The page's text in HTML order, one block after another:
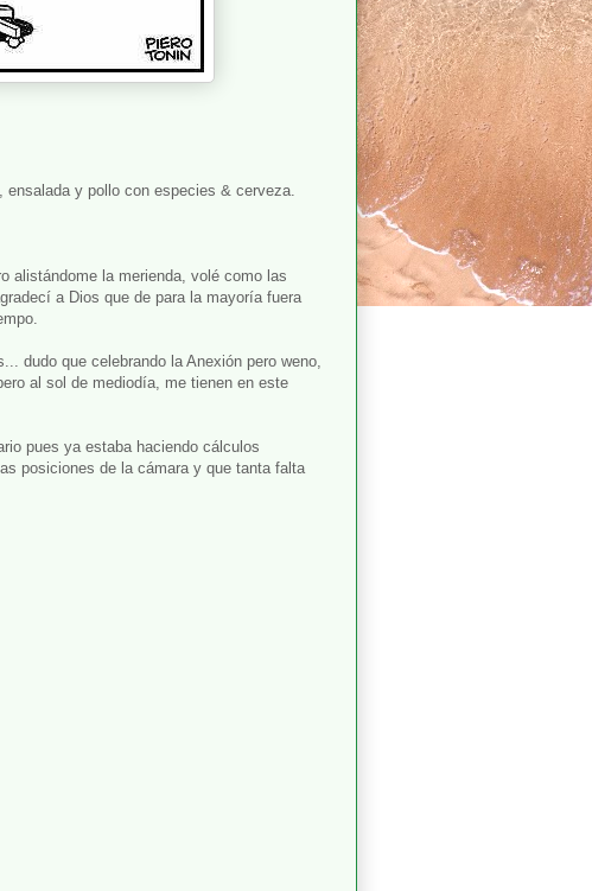
ensalada y pollo con especies & cerveza.
alistándome la merienda, volé como las
a Dios que de para la mayoría fuera
dudo que celebrando la Anexión pero weno,
al sol de mediodía, me tienen en este
pues ya estaba haciendo cálculos
posiciones de la cámara y que tanta falta